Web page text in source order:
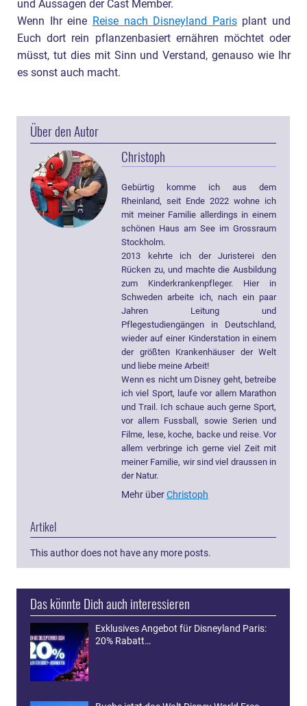
und Aussagen der Cast Member.
Wenn Ihr eine Reise nach Disneyland Parisplant und
Euch dort rein pflanzenbasiert ernähren möchtet oder
müsst, tut dies mit Sinn und Verstand, genauso wie Ihr
es sonst auch macht.
Über den Autor
Christoph
Gebürtig komme ich aus dem
Rheinland, seit Ende 2022 wohne ich
mit meiner Familie allerdings in einem
schönen Haus am See im Grossraum
Stockholm.
2013 kehrte ich der Juristerei den
Rücken zu, und machte die Ausbildung
zum Kinderkrankenpfleger. Hier in
Schweden arbeite ich, nach ein paar
Jahren Leitung und
Pflegestudiengängen in Deutschland,
wieder auf einer Kinderstation in einem
der größten Krankenhäuser der Welt
und liebe meine Arbeit!
Wenn es nicht um Disney geht, betreibe
ich viel Sport, laufe vor allem Marathon
und Trail. Ich schaue auch gerne Sport,
vor allem Fussball, sowie Serien und
Filme, lese, koche, backe und reise. Vor
allem verbringe ich gerne viel Zeit mit
meiner Familie, wir sind viel draussen in
der Natur.
Mehr überChristoph
Artikel
This author does not have any more posts.
Das könnte Dich auch interessieren
Exklusives Angebot für Disneyland Paris:
20% Rabatt…